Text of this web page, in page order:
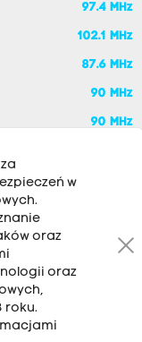
97.4 MHz
102.1 MHz
87.6 MHz
90 MHz
90 MHz
22, 30-007
Antena: 12 200 33 33
w
oraz
oraz
roku.